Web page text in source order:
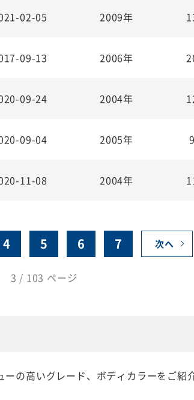
02-05 2009年
09-13 2006年
09-24 2004年
09-04 2005年
11-08 2004年
4 5 6 7 次へ
3 / 103 ページ
の高いグレード、ボディカラーをご紹